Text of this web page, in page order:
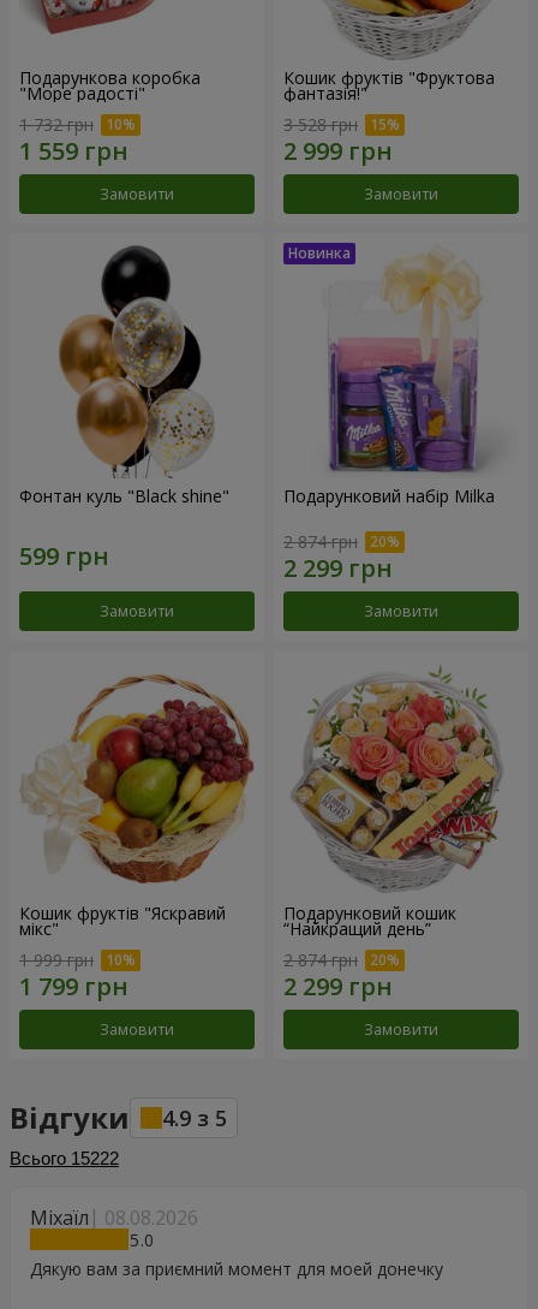
Подарункова коробка
"Море радості"
1 732 грн
Замовити
Кошик фруктів "Фруктова
фантазія!"
3 528 грн
Замовити
Фонтан куль "Black shine"
Замовити
Подарунковий набір Milka
2 874 грн
Замовити
Кошик фруктів "Яскравий
мікс"
1 999 грн
Замовити
Подарунковий кошик
“Найкращий день”
2 874 грн
Замовити
Відгуки 4.9 з 5
Всього 15222
Міхаїл 08.08.2026
5
Дякую вам за приємний момент для моей донечку